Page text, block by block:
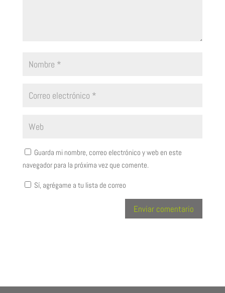
Guarda mi nombre, correo electrónico y web en este
navegador para la próxima vez que comente.
Sí, agrégame a tu lista de correo